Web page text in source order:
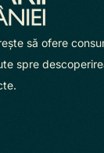
să ofere
spre